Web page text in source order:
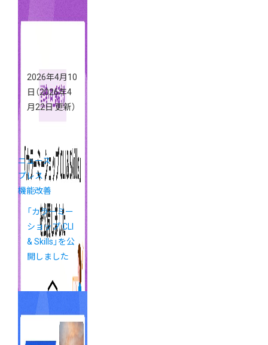
2026年4月10
日 （2026年4
月22日 更新）
ニュース
プレス
機能改善
「カラーミー
ショップ CLI
& Skills」を公
開しました